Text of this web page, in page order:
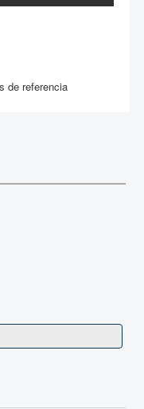
de referencia